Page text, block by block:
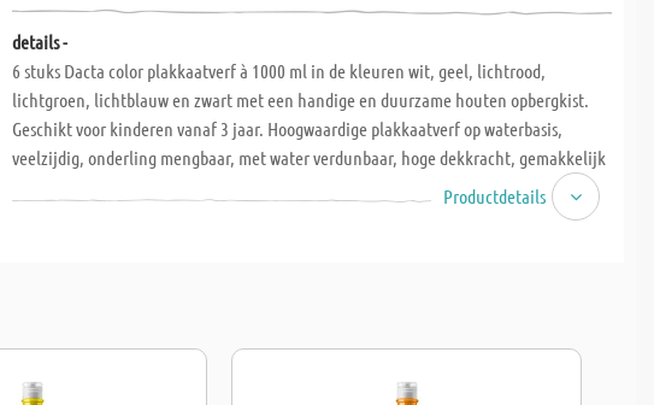
details -
6 stuks Dacta color plakkaatverf à 1000 ml in de kleuren wit, geel, lichtrood,
lichtgroen, lichtblauw en zwart met een handige en duurzame houten opbergkist.
Geschikt voor kinderen vanaf 3 jaar. Hoogwaardige plakkaatverf op waterbasis,
veelzijdig, onderling mengbaar, met water verdunbaar, hoge dekkracht, gemakkelijk
af te wassen van de handen en hecht goed op gladde oppervlakken bijvoorbeeld
ramen. Om de verf waterbestendig te maken, kan deze worden gelakt met Creall-lak
Productdetails